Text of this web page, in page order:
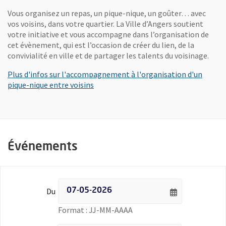
Vous organisez un repas, un pique-nique, un goûter… avec
vos voisins, dans votre quartier. La Ville d’Angers soutient
votre initiative et vous accompagne dans l’organisation de
cet évènement, qui est l’occasion de créer du lien, de la
convivialité en ville et de partager les talents du voisinage.
Plus d'infos sur l'accompagnement à l'organisation d'un
pique-nique entre voisins
Événements
Du Filtrer les événements par date - Date de début
Format : JJ-MM-AAAA